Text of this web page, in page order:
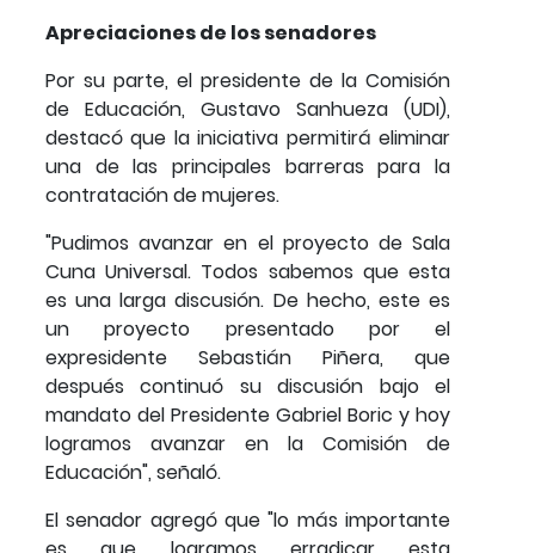
Apreciaciones de los senadores
Por su parte, el presidente de la Comisión
de Educación, Gustavo Sanhueza (UDI),
destacó que la iniciativa permitirá eliminar
una de las principales barreras para la
contratación de mujeres.
"Pudimos avanzar en el proyecto de Sala
Cuna Universal. Todos sabemos que esta
es una larga discusión. De hecho, este es
un proyecto presentado por el
expresidente Sebastián Piñera, que
después continuó su discusión bajo el
mandato del Presidente Gabriel Boric y hoy
logramos avanzar en la Comisión de
Educación", señaló.
El senador agregó que "lo más importante